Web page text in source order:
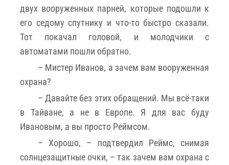
двух вооруженных парней, которые подошли к
его седому спутнику и что-то быстро сказали.
Тот покачал головой, и молодчики с
автоматами пошли обратно.
– Мистер Иванов, а зачем вам вооруженная
охрана?
– Давайте без этих обращений. Мы всё-таки
в Тайване, а не в Европе. Я для вас буду
Ивановым, а вы просто Реймсом.
– Хорошо, – подтвердил Реймс, снимая
солнцезащитные очки, – так зачем вам охрана с